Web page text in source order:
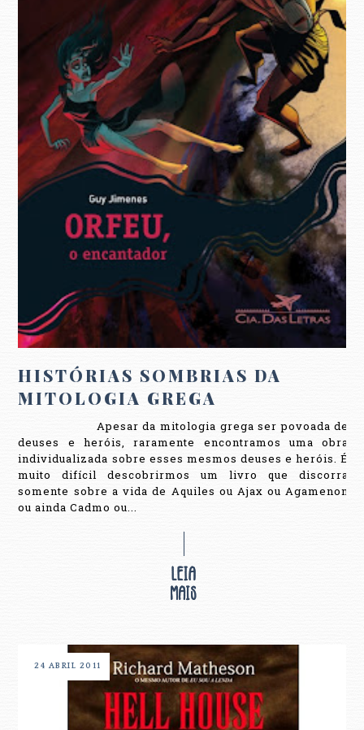
HISTÓRIAS SOMBRIAS DA
MITOLOGIA GREGA
Apesar da mitologia grega ser povoada de
deuses e heróis, raramente encontramos uma obra
individualizada sobre esses mesmos deuses e heróis. É
muito difícil descobrirmos um livro que discorra
somente sobre a vida de Aquiles ou Ajax ou Agamenon
ou ainda Cadmo ou...
24 ABRIL 2011